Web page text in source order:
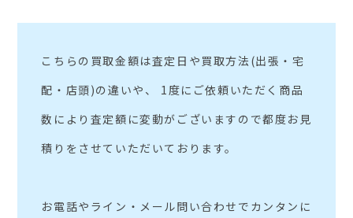
こちらの買取金額は査定日や買取方法(出張・宅
配・店頭)の違いや、 1度にご依頼いただく商品
数により査定額に変動がございますので都度お見
積りをさせていただいております。
お電話やライン・メール問い合わせでカンタンに